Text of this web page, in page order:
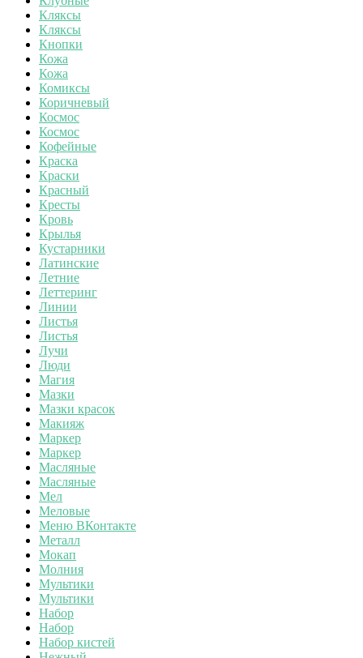
Кляксы
Кляксы
Кнопки
Кожа
Кожа
Комиксы
Коричневый
Космос
Космос
Кофейные
Краска
Краски
Красный
Кресты
Кровь
Крылья
Кустарники
Латинские
Летние
Леттеринг
Линии
Листья
Листья
Лучи
Люди
Магия
Мазки
Мазки красок
Макияж
Маркер
Маркер
Масляные
Масляные
Мел
Меловые
Меню ВКонтакте
Металл
Мокап
Молния
Мультики
Мультики
Набор
Набор
Набор кистей